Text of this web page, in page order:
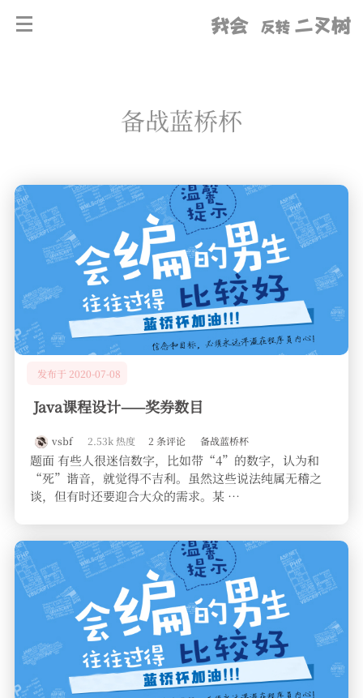
我会 反转 二叉树
备战蓝桥杯
发布于 2020-07-08
Java课程设计——奖券数目
vsbf 2.53k 热度 2 条评论 备战蓝桥杯
题面 有些人很迷信数字，比如带“4”的数字，认为和
“死”谐音，就觉得不吉利。虽然这些说法纯属无稽之
谈，但有时还要迎合大众的需求。某 …